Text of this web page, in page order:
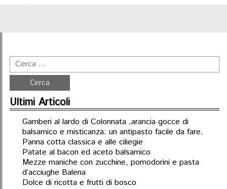
Ultimi Articoli
Gamberi al lardo di Colonnata ,arancia gocce di
balsamico e misticanza: un antipasto facile da fare.
Panna cotta classica e alle ciliegie
Patate al bacon ed aceto balsamico
Mezze maniche con zucchine, pomodorini e pasta
d’acciughe Balena
Dolce di ricotta e frutti di bosco